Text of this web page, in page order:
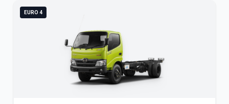
EURO 4